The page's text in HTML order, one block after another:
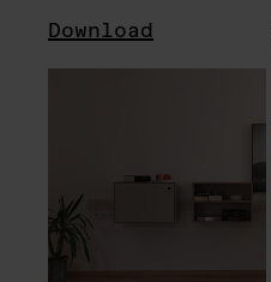
Download